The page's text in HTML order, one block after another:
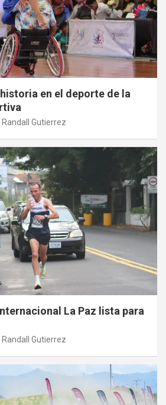
en el deporte de la
Randall Gutierrez
La Paz lista para
Randall Gutierrez